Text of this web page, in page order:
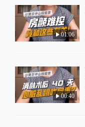
01:06
00:40